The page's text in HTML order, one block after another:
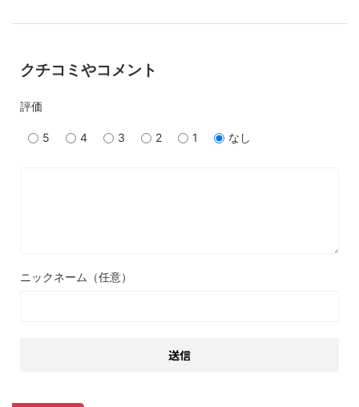
クチコミやコメント
評価
5 4 3 2 1 なし
ニックネーム（任意）